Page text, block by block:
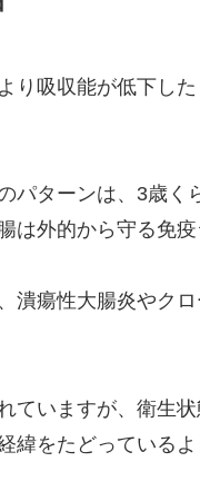
り吸収能が低下し
ターンは、3歳く
外的から守る免疫
潰瘍性大腸炎やク
ていますが、衛生
をたどっているよ